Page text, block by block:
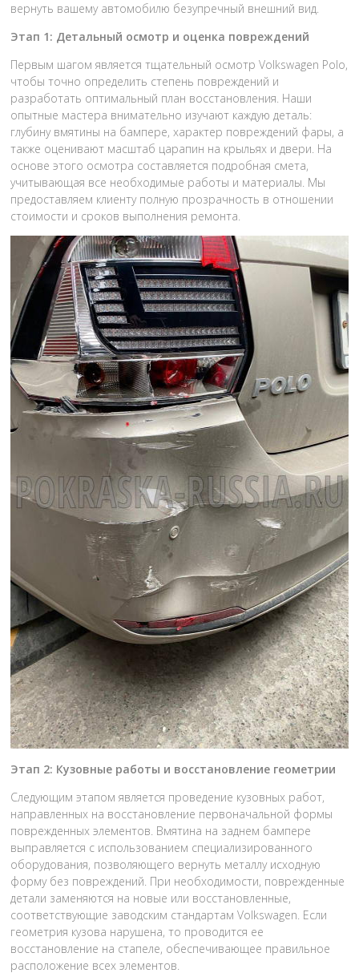
вернуть вашему автомобилю безупречный внешний вид.
Этап 1: Детальный осмотр и оценка повреждений
Первым шагом является тщательный осмотр Volkswagen Polo,
чтобы точно определить степень повреждений и
разработать оптимальный план восстановления. Наши
опытные мастера внимательно изучают каждую деталь:
глубину вмятины на бампере, характер повреждений фары, а
также оценивают масштаб царапин на крыльях и двери. На
основе этого осмотра составляется подробная смета,
учитывающая все необходимые работы и материалы. Мы
предоставляем клиенту полную прозрачность в отношении
стоимости и сроков выполнения ремонта.
Этап 2: Кузовные работы и восстановление геометрии
Следующим этапом является проведение кузовных работ,
направленных на восстановление первоначальной формы
поврежденных элементов. Вмятина на заднем бампере
выправляется с использованием специализированного
оборудования, позволяющего вернуть металлу исходную
форму без повреждений. При необходимости, поврежденные
детали заменяются на новые или восстановленные,
соответствующие заводским стандартам Volkswagen. Если
геометрия кузова нарушена, то проводится ее
восстановление на стапеле, обеспечивающее правильное
расположение всех элементов.